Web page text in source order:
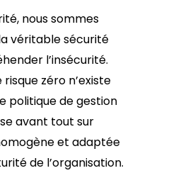
nous sommes
véritable sécurité
l’insécurité.
zéro n’existe
politique de gestion
avant tout sur
et adaptée
de l’organisation.